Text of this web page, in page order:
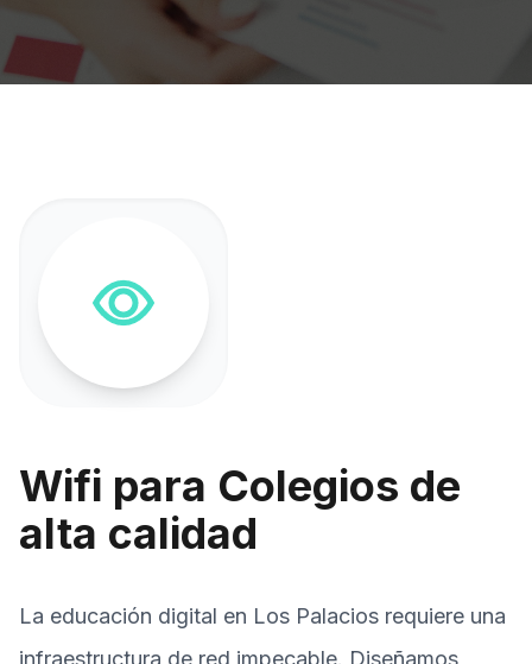
Wifi para Colegios de
alta calidad
La educación digital en Los Palacios requiere una
infraestructura de red impecable. Diseñamos